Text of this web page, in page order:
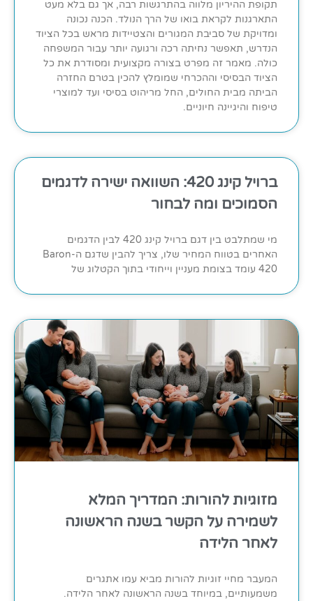
תקופת ההיריון מלווה בהתרגשות רבה, אך גם בלא מעט
התארגנות לקראת בואו של הרך הנולד. הכנה נכונה
ומדויקת של סביבת המגורים והצטיידות מראש בכל הציוד
הנדרש, תאפשר נחיתה רכה ורגועה יותר עבור המשפחה
כולה. מאמר זה מפרט בצורה מקצועית ומסודרת את כל
הציוד הבסיסי וההכרחי שמומלץ להכין בטרם החזרה
הביתה מבית החולים, החל מריהוט בסיסי ועד למוצרי
טיפוח והיגיינה חיוניים.
ברויל קינג 420: השוואה ישירה לדגמים
הסמוכים ומה לבחור
מי שמתלבט בין דגם ברויל קינג 420 לבין הדגמים
האחרים בטווח המחיר שלו, צריך להבין שדגם ה-Baron
420 עומד בצומת מעניין וייחודי בתוך הקטלוג של
מזוגיות להורות: המדריך המלא
לשמירה על הקשר בשנה הראשונה
לאחר הלידה
המעבר מחיי זוגיות להורות מביא עמו אתגרים
משמעותיים, במיוחד בשנה הראשונה לאחר הלידה.